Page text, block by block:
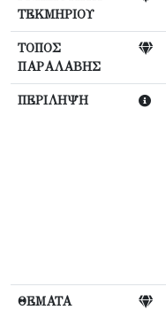
ΤΕΚΜΗΡΙΟΥ
ΤΟΠΟΣ
ΠΑΡΑΛΑΒΗΣ
ΠΕΡΙΛΗΨΗ
ΘΕΜΑΤΑ